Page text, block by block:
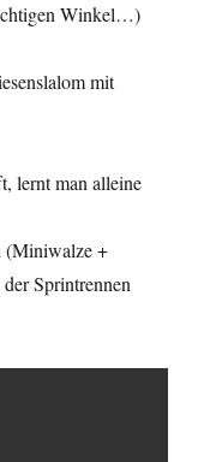
Winkel…)
mit
lernt man alleine
(Miniwalze +
Sprintrennen